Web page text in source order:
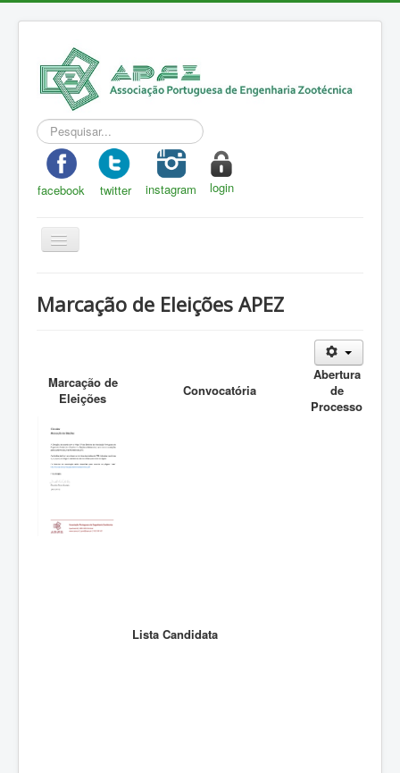
Pesquisar...
facebook twitter instagram login
Toggle
Navigation
A Zootecnia
Eventos
ZOOTEC
RPZ
Loja
Contactos
Sócios
Marcação de Eleições APEZ
Marcação de
Eleições
Convocatória
Abertura
de
Processo
Lista Candidata